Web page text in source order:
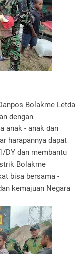
Bolakme Letda
dengan
anak - anak dan
harapannya dapat
DY dan membantu
Bolakme
bisa bersama -
kemajuan Negara